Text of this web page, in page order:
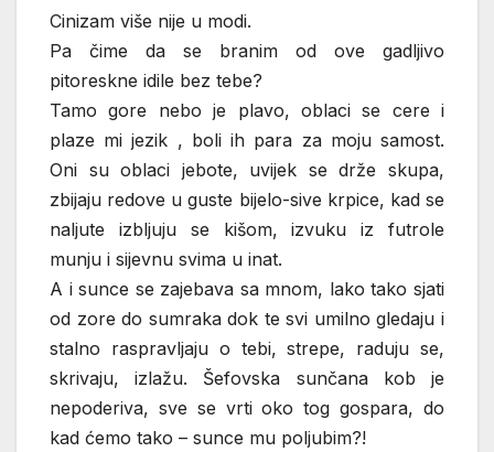
Cinizam više nije u modi.
Pa čime da se branim od ove gadljivo
pitoreskne idile bez tebe?
Tamo gore nebo je plavo, oblaci se cere i
plaze mi jezik , boli ih para za moju samost.
Oni su oblaci jebote, uvijek se drže skupa,
zbijaju redove u guste bijelo-sive krpice, kad se
naljute izbljuju se kišom, izvuku iz futrole
munju i sijevnu svima u inat.
A i sunce se zajebava sa mnom, lako tako sjati
od zore do sumraka dok te svi umilno gledaju i
stalno raspravljaju o tebi, strepe, raduju se,
skrivaju, izlažu. Šefovska sunčana kob je
nepoderiva, sve se vrti oko tog gospara, do
kad ćemo tako – sunce mu poljubim?!